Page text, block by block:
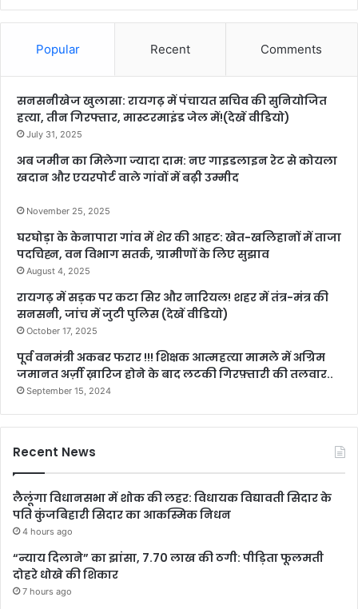
Popular Recent Comments
सनसनीखेज खुलासा: रायगढ़ में पंचायत सचिव की सुनियोजित
हत्या, तीन गिरफ्तार, मास्टरमाइंड जेल में!(देखें वीडियो)
July 31, 2025
अब जमीन का मिलेगा ज्यादा दाम: नए गाइडलाइन रेट से कोयला
खदान और एयरपोर्ट वाले गांवों में बढ़ी उम्मीद
November 25, 2025
घरघोड़ा के केनापारा गांव में शेर की आहट: खेत-खलिहानों में ताजा
पदचिह्न, वन विभाग सतर्क, ग्रामीणों के लिए सुझाव
August 4, 2025
रायगढ़ में सड़क पर कटा सिर और नारियल! शहर में तंत्र-मंत्र की
सनसनी, जांच में जुटी पुलिस (देखें वीडियो)
October 17, 2025
पूर्व वनमंत्री अकबर फरार !!! शिक्षक आत्महत्या मामले में अग्रिम
जमानत अर्ज़ी ख़ारिज होने के बाद लटकी गिरफ़्तारी की तलवार..
September 15, 2024
Recent News
लैलूंगा विधानसभा में शोक की लहर: विधायक विद्यावती सिदार के
पति कुंजबिहारी सिदार का आकस्मिक निधन
4 hours ago
“न्याय दिलाने” का झांसा, 7.70 लाख की ठगी: पीड़िता फूलमती
दोहरे धोखे की शिकार
7 hours ago